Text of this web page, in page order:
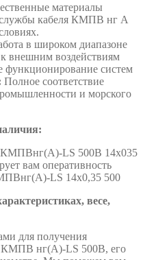
материалы
службы кабеля КМПВ нг А
в широком диапазоне
внешним воздействиям
функционирование систем
Полное соответствие
и морского
КМПВнг(А)-LS 500В 14х035
вам оперативность
LS 14х0,35 500
весе,
для получения
КМПВ нг(А)-LS 500В, его